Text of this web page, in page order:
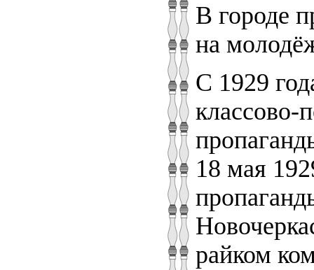
В городе
на
С 1929
классово-
18 мая
райком